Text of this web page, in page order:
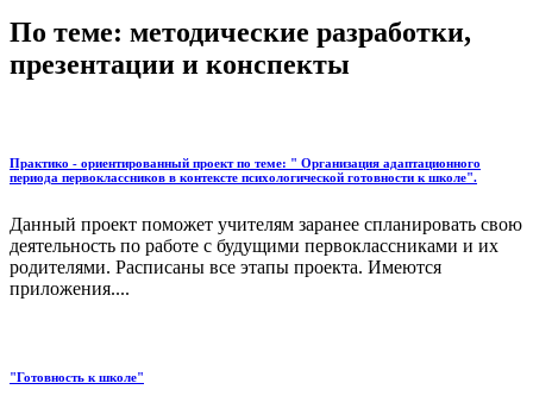
По теме: методические разработки,
презентации и конспекты
Практико - ориентированный проект по теме: " Организация адаптационного
периода первоклассников в контексте психологической готовности к школе".
Данный проект поможет учителям заранее спланировать свою
деятельность по работе с будущими первоклассниками и их
родителями. Расписаны все этапы проекта. Имеются
приложения....
"Готовность к школе"